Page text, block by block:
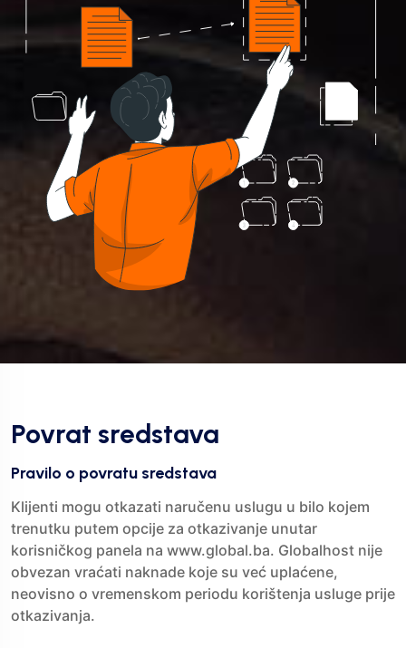
Povrat sredstava
Pravilo o povratu sredstava
Klijenti mogu otkazati naručenu uslugu u bilo kojem
trenutku putem opcije za otkazivanje unutar
korisničkog panela na www.global.ba. Globalhost nije
obvezan vraćati naknade koje su već uplaćene,
neovisno o vremenskom periodu korištenja usluge prije
otkazivanja.